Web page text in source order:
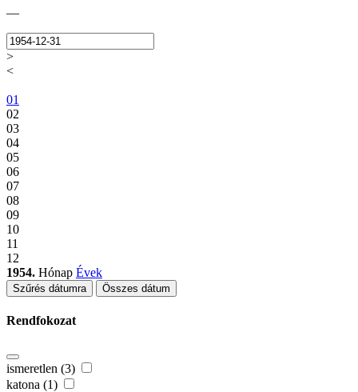
—
>
<
01
02
03
04
05
06
07
08
09
10
11
12
1954. Hónap Évek
Szűrés dátumra Összes dátum
Rendfokozat
ismeretlen (3)
katona (1)